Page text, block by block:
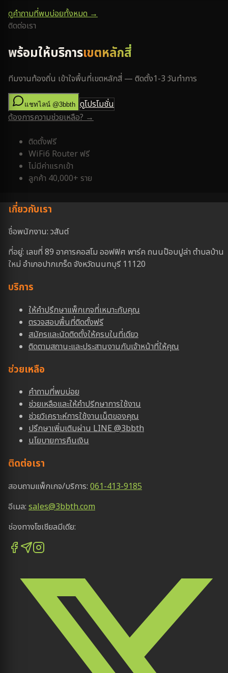
ดูคำถามที่พบบ่อยทั้งหมด →
ติดต่อเรา
พร้อมให้บริการเขตหลักสี่
ทีมงานท้องถิ่น เข้าใจพื้นที่เขตหลักสี่ — ติดตั้ง1-3 วันทำการ
แชทไลน์ @3bbth ดูโปรโมชั่น
ต้องการความช่วยเหลือ? →
ติดตั้งฟรี
WiFi6 Router ฟรี
ไม่มีค่าแรกเข้า
ลูกค้า 40,000+ ราย
เกี่ยวกับเรา
ชื่อพนักงาน: วสันต์
ที่อยู่: เลขที่ 89 อาคารคอสโม ออฟฟิศ พาร์ค ถนนป๊อบปูล่า ตำบลบ้าน
ใหม่ อำเภอปากเกร็ด จังหวัดนนทบุรี 11120
บริการ
ให้คำปรึกษาแพ็กเกจที่เหมาะกับคุณ
ตรวจสอบพื้นที่ติดตั้งฟรี
สมัครและนัดติดตั้งให้ครบในที่เดียว
ติดตามสถานะและประสานงานกับเจ้าหน้าที่ให้คุณ
ช่วยเหลือ
คำถามที่พบบ่อย
ช่วยเหลือและให้คำปรีกษาการใช้งาน
ช่วยวิเคราะห์การใช้งานเน็ตของคุณ
ปรึกษาเพิ่มเติมผ่าน LINE @3bbth
นโยบายการคืนเงิน
ติดต่อเรา
สอบถามแพ็กเกจ/บริการ: 061-413-9185
อีเมล: sales@3bbth.com
ช่องทางโซเชียลมีเดีย: